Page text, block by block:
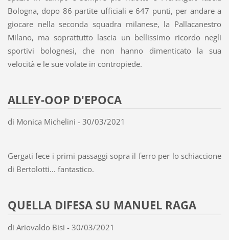
Bologna, dopo 86 partite ufficiali e 647 punti, per andare a
giocare nella seconda squadra milanese, la Pallacanestro
Milano, ma soprattutto lascia un bellissimo ricordo negli
sportivi bolognesi, che non hanno dimenticato la sua
velocità e le sue volate in contropiede.
ALLEY-OOP D'EPOCA
di Monica Michelini - 30/03/2021
Gergati fece i primi passaggi sopra il ferro per lo schiaccione
di Bertolotti... fantastico.
QUELLA DIFESA SU MANUEL RAGA
di Ariovaldo Bisi - 30/03/2021